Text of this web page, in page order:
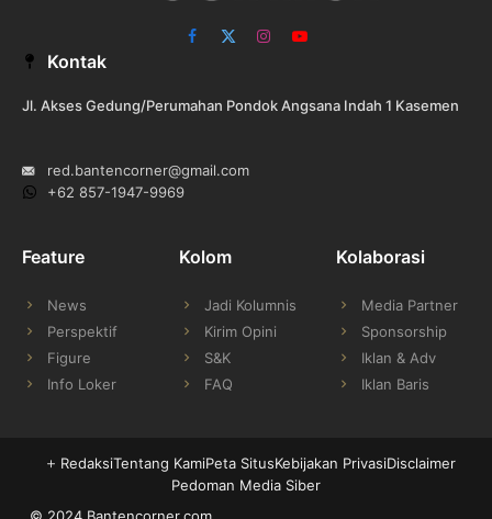
Facebook
X
InstagramYouTube
Kontak
Jl. Akses Gedung/Perumahan Pondok Angsana Indah 1 Kasemen
red.bantencorner@gmail.com
+62 857-1947-9969
Feature
News
Perspektif
Figure
Info Loker
Kolom
Jadi Kolumnis
Kirim Opini
S&K
FAQ
Kolaborasi
Media Partner
Sponsorship
Iklan & Adv
Iklan Baris
RedaksiTentang KamiPeta SitusKebijakan PrivasiDisclaimer
Pedoman Media Siber